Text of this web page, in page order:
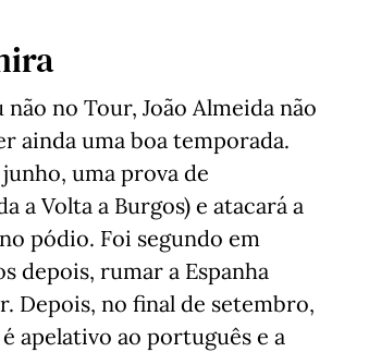
no Tour, João Almeida não
ainda uma boa temporada.
uma prova de
a Volta a Burgos) e atacará a
pódio. Foi segundo em
depois, rumar a Espanha
Depois, no final de setembro,
apelativo ao português e a